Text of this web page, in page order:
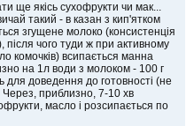
ще якісь сухофрукти чи мак...
такий - в казан з кип'ятком
згущене молоко (консистенція
чого туди ж при активному
комочків) всипається манна
на 1л води з молоком - 100 г
для доведення до готовності (не
приблизно, 7-10 хв
масло і розсипається по